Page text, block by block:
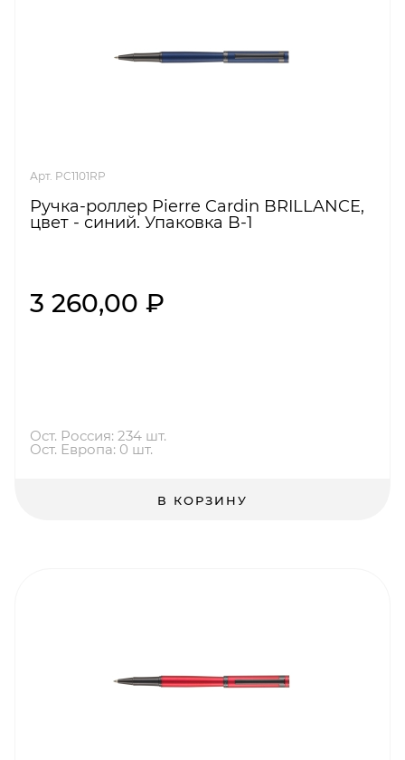
Арт. PC1101RP
Ручка-роллер Pierre Cardin BRILLANCE,
цвет - синий. Упаковка B-1
3 260,00 ₽
Ост. Россия: 234 шт.
Ост. Европа: 0 шт.
В КОРЗИНУ